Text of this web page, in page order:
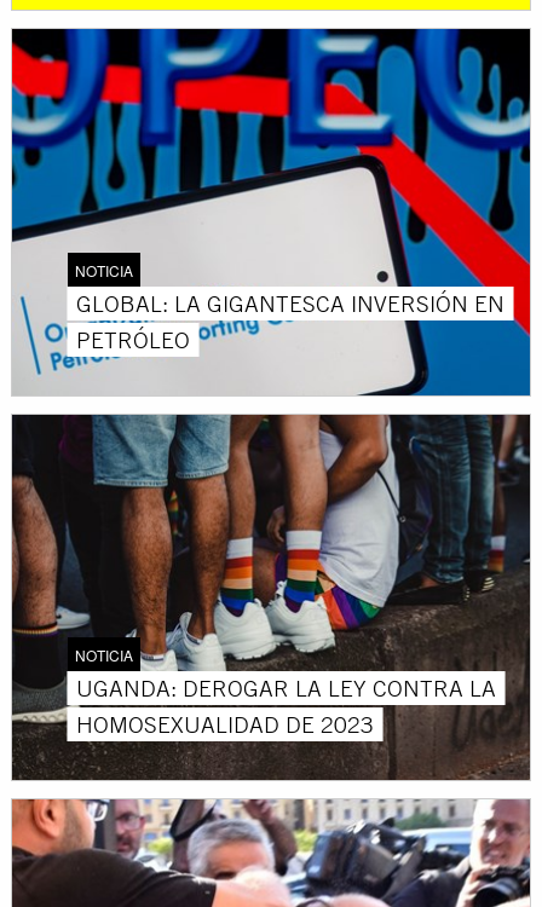
NOTICIA
GLOBAL: LA GIGANTESCA INVERSIÓN EN
PETRÓLEO
NOTICIA
UGANDA: DEROGAR LA LEY CONTRA LA
HOMOSEXUALIDAD DE 2023